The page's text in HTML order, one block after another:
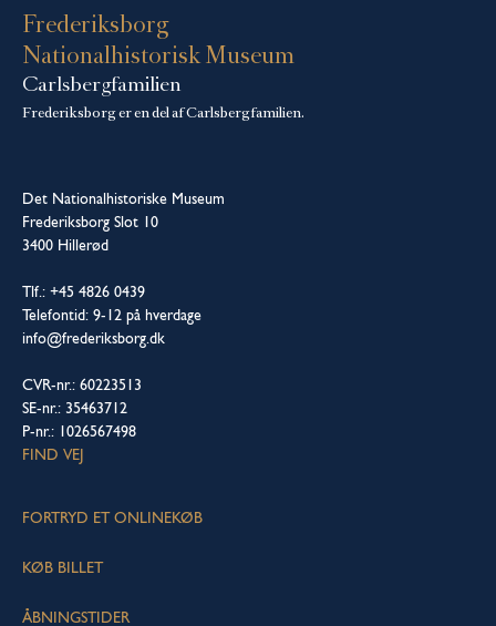
Frederiksborg
Nationalhistorisk Museum
Carlsbergfamilien
Frederiksborg er en del af Carlsbergfamilien.
Det Nationalhistoriske Museum
Frederiksborg Slot 10
3400 Hillerød
Tlf.: +45 4826 0439
Telefontid: 9-12 på hverdage
info@frederiksborg.dk
CVR-nr.: 60223513
SE-nr.: 35463712
P-nr.: 1026567498
FIND VEJ
FORTRYD ET ONLINEKØB
KØB BILLET
ÅBNINGSTIDER